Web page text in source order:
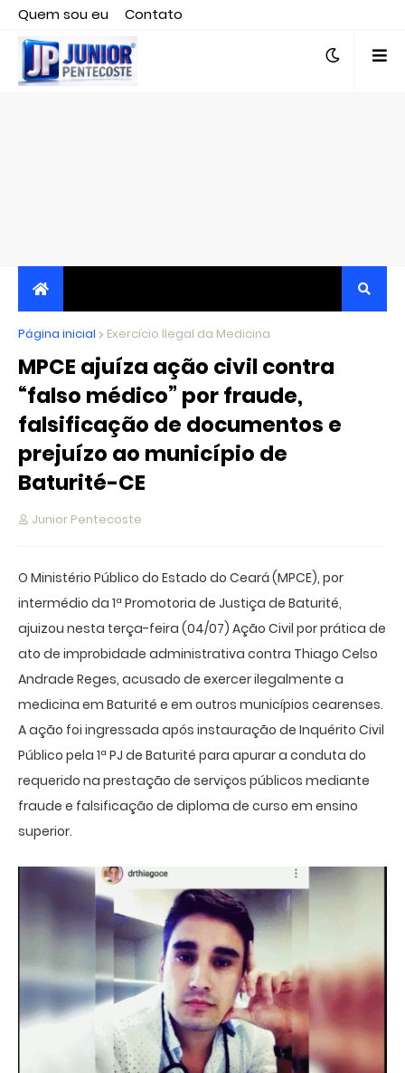
Quem sou eu
Contato
Editor responsável, jornalista Clovis Almeida.
JORNALISMO INDEPENDENTE, TRANSPARENTE E
CRÍTICO
Página inicial Exercício Ilegal da Medicina
MPCE ajuíza ação civil contra
“falso médico” por fraude,
falsificação de documentos e
prejuízo ao município de
Baturité-CE
Junior Pentecoste
O Ministério Público do Estado do Ceará (MPCE), por
intermédio da 1ª Promotoria de Justiça de Baturité,
ajuizou nesta terça-feira (04/07) Ação Civil por prática de
ato de improbidade administrativa contra Thiago Celso
Andrade Reges, acusado de exercer ilegalmente a
medicina em Baturité e em outros municípios cearenses.
A ação foi ingressada após instauração de Inquérito Civil
Público pela 1ª PJ de Baturité para apurar a conduta do
requerido na prestação de serviços públicos mediante
fraude e falsificação de diploma de curso em ensino
superior.